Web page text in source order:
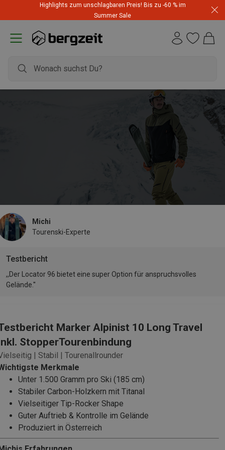
Highlights zum unschlagbaren Preis! Bis zu -60 % im
Summer Sale
Testbericht
Michi
Tourenski-Experte
,,Der Locator 96 bietet eine super Option für anspruchsvolles
Gelände.''
Marker Alpinist 10 Long Travel
StopperTourenbindung
| Stabil | Tourenallrounder
Merkmale
Unter 1.500 Gramm pro Ski (185 cm)
Stabiler Carbon-Holzkern mit Titanal
Vielseitiger Tip-Rocker Shape
Guter Auftrieb & Kontrolle im Gelände
Produziert in Österreich